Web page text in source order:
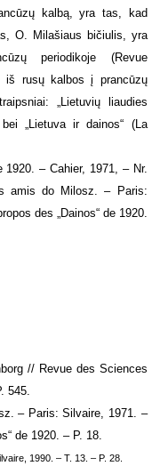
kalbą, yra tas, kad
O. Milašiaus bičiulis, yra
periodikoje (Revue
iš rusų kalbos į prancūzų
„Lietuvių liaudies
„Lietuva ir dainos“ (La
1920. – Cahier, 1971, – Nr.
amis do Milosz. – Paris:
des „Dainos“ de 1920.
// Revue des Sciences
545.
– Paris: Silvaire, 1971. –
de 1920. – P. 18.
1990. – T. 13. – P. 28.